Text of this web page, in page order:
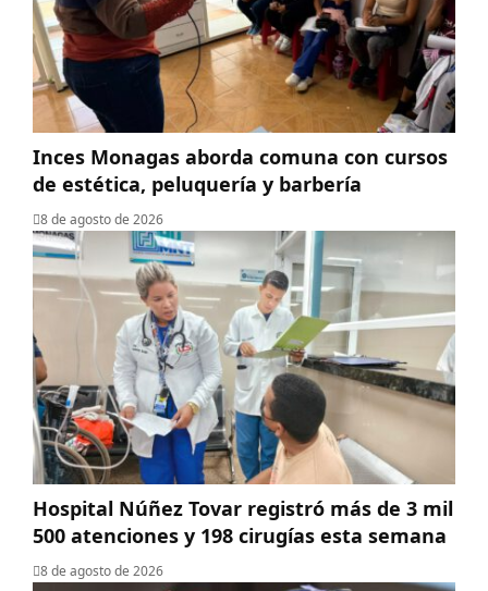
Inces Monagas aborda comuna con cursos
de estética, peluquería y barbería
8 de agosto de 2026
Hospital Núñez Tovar registró más de 3 mil
500 atenciones y 198 cirugías esta semana
8 de agosto de 2026